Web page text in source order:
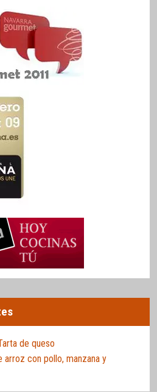
de queso
arroz con pollo, manzana y